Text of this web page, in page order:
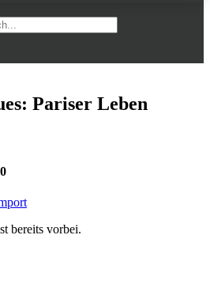
Pariser Leben
bereits vorbei.